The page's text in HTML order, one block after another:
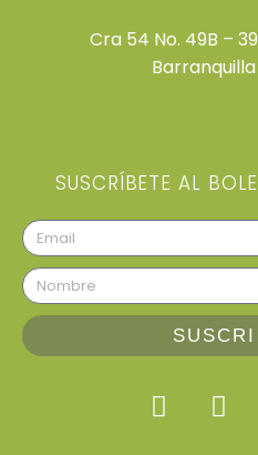
Cra 54 No. 49B –
SUSCRÍBETE AL